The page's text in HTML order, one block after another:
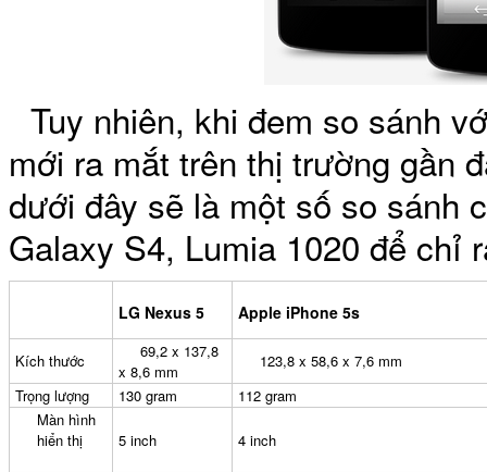
Bao da samsung
Bao da Samsung
Ốp lưng iPhone
Tuy nhiên, khi đem so sánh
mới ra mắt trên thị trường gần
dưới đây sẽ là một số so sánh
Galaxy S4, Lumia 1020 để chỉ
LG Nexus 5 Apple iPhone 5s
Kích thước
69,2 x 137,8
x 8,6 mm
123,8 x 58,6 x 7,6 mm
Trọng lượng
130 gram
112 gram
Màn hình
hiển thị
5 inch 4 inch